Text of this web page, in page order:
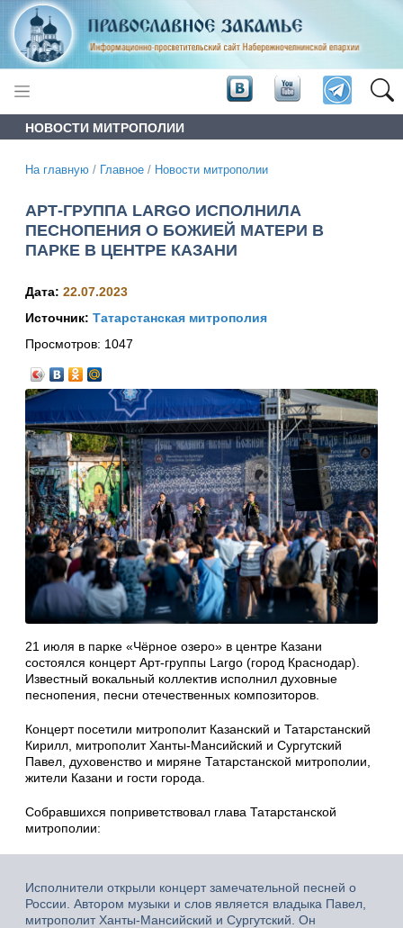
НОВОСТИ МИТРОПОЛИИ
На главную / Главное / Новости митрополии
АРТ-ГРУППА LARGO ИСПОЛНИЛА
ПЕСНОПЕНИЯ О БОЖИЕЙ МАТЕРИ В
ПАРКЕ В ЦЕНТРЕ КАЗАНИ
Дата: 22.07.2023
Источник: Татарстанская митрополия
Просмотров: 1047
21 июля в парке «Чёрное озеро» в центре Казани
состоялся концерт Арт-группы Largo (город Краснодар).
Известный вокальный коллектив исполнил духовные
песнопения, песни отечественных композиторов.
Концерт посетили митрополит Казанский и Татарстанский
Кирилл, митрополит Ханты-Мансийский и Сургутский
Павел, духовенство и миряне Татарстанской митрополии,
жители Казани и гости города.
Собравшихся поприветствовал глава Татарстанской
митрополии:
Исполнители открыли концерт замечательной песней о
России. Автором музыки и слов является владыка Павел,
митрополит Ханты-Мансийский и Сургутский. Он